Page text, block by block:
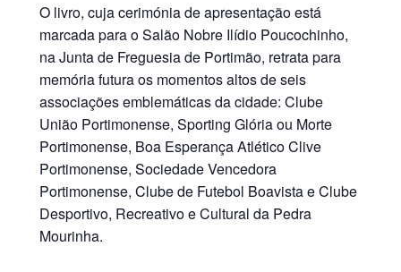
O livro, cuja cerimónia de apresentação está
marcada para o Salão Nobre Ilídio Poucochinho,
na Junta de Freguesia de Portimão, retrata para
memória futura os momentos altos de seis
associações emblemáticas da cidade: Clube
União Portimonense, Sporting Glória ou Morte
Portimonense, Boa Esperança Atlético Clive
Portimonense, Sociedade Vencedora
Portimonense, Clube de Futebol Boavista e Clube
Desportivo, Recreativo e Cultural da Pedra
Mourinha.